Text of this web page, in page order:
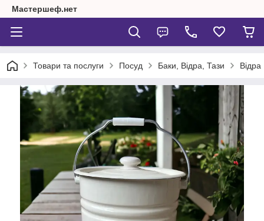
Мастершеф.нет
Товари та послуги Посуд Баки, Відра, Тази Відра